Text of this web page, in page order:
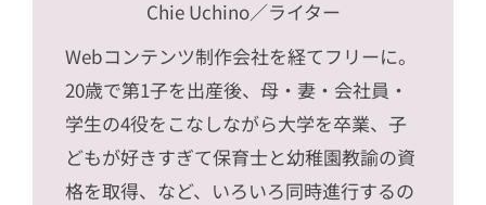
Chie Uchino／ライター
Webコンテンツ制作会社を経てフリーに。
20歳で第1子を出産後、母・妻・会社員・
学生の4役をこなしながら大学を卒業、子
どもが好きすぎて保育士と幼稚園教諭の資
格を取得、など、いろいろ同時進行するの